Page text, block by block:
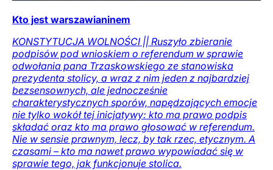
Kto jest warszawianinem
KONSTYTUCJA WOLNOŚCI || Ruszyło zbieranie
podpisów pod wnioskiem o referendum w sprawie
odwołania pana Trzaskowskiego ze stanowiska
prezydenta stolicy, a wraz z nim jeden z najbardziej
bezsensownych, ale jednocześnie
charakterystycznych sporów, napędzających emocje
nie tylko wokół tej inicjatywy: kto ma prawo podpis
składać oraz kto ma prawo głosować w referendum.
Nie w sensie prawnym, lecz, by tak rzec, etycznym. A
czasami – kto ma nawet prawo wypowiadać się w
sprawie tego, jak funkcjonuje stolica.